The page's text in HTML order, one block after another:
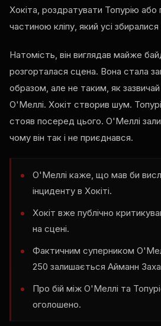
Хокіта, роздратувати Топурію
частиною кліпу, який усі
Натомість, він виглядав майже
розгорталася сцена. Вона стала
образом, але не таким, як
О'Меллі. Хокіт створив шум.
стояв посеред цього. О'Меллі
чому він так і не приєднався.
О'Меллі каже, що мав би
інциденту в Хокіті.
Хокіт вже публічно
на сцені.
Фактичним суперником
250 залишається Айманн
Про бій між О'Меллі та
оголошено.